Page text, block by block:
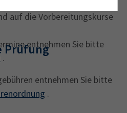
auf die Vorbereitungskurse
entnehmen Sie bitte
.
Prüfung
entnehmen Sie bitte
.